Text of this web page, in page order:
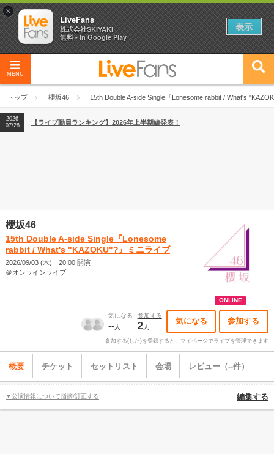
MENU
トップ 櫻坂46 15th Double A-side Single『Lonesome rabbit / What's
04/27
【フェス特集2026】フェス情報はここから！
2026
07/28
2026
【フェス特集2026】フェス情報はここから！
2026
07/28
【ライブ動員ランキング】2026年上半期編発表！
ONLINE
櫻坂46
15th Double A-side Single『Lonesome
rabbit / What's "KAZOKU"?』ミニライブ
2026/09/03 (木) 20:00 開演
＠オンラインライブ
気になる
--人
参加する
2人
気になる 参加する
参加する(した)を登録すると、マイページでライブを管理できます
概要 チケット セットリスト 会場 レビュー（--件）
▼公演情報について指摘/訂正する 編集する
×
LiveFans
株式会社SKIYAKI
無料 - In Google Play
表示